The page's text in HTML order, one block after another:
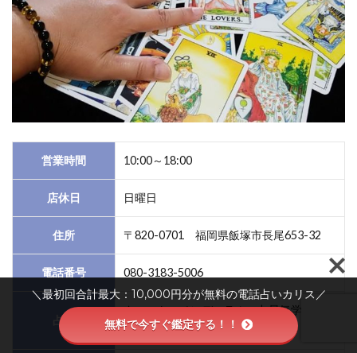
営業時間 10:00～18:00
店休日 日曜日
住所 〒820-0701 福岡県飯塚市長尾653-32
電話番号 080-3183-5006
占術
タロット、ペンデュラム、九星気学、数秘
術、姓名判断
＼最初回合計最大：10,000円分が無料の電話占いカリス／
無料で今すぐ鑑定する！！